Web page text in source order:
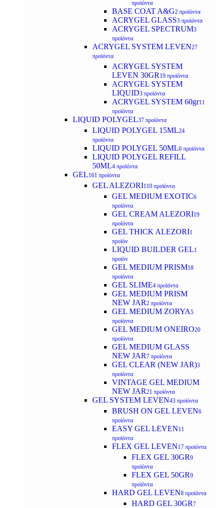
προϊόντα
BASE COAT A&G2 προϊόντα
ACRYGEL GLASS3 προϊόντα
ACRYGEL SPECTRUM3
προϊόντα
ACRYGEL SYSTEM LEVEN27
προϊόντα
ACRYGEL SYSTEM
LEVEN 30GR 19 προϊόντα
ACRYGEL SYSTEM
LIQUID3 προϊόντα
ACRYGEL SYSTEM 60gr11
προϊόντα
LIQUID POLYGEL37 προϊόντα
LIQUID POLYGEL 15ML24
προϊόντα
LIQUID POLYGEL 50ML6 προϊόντα
LIQUID POLYGEL REFILL
50ML4 προϊόντα
GEL161 προϊόντα
GEL ALEZORI110 προϊόντα
GEL MEDIUM EXOTIC6
προϊόντα
GEL CREAM ALEZORI19
προϊόντα
GEL THICK ALEZORI1
προϊόν
LIQUID BUILDER GEL1
προϊόν
GEL MEDIUM PRISM18
προϊόντα
GEL SLIME4 προϊόντα
GEL MEDIUM PRISM
NEW JAR2 προϊόντα
GEL MEDIUM ZORYA5
προϊόντα
GEL MEDIUM ONEIRO20
προϊόντα
GEL MEDIUM GLASS
NEW JAR7 προϊόντα
GEL CLEAR (NEW JAR)3
προϊόντα
VINTAGE GEL MEDIUM
NEW JAR21 προϊόντα
GEL SYSTEM LEVEN43 προϊόντα
BRUSH ON GEL LEVEN6
προϊόντα
EASY GEL LEVEN11
προϊόντα
FLEX GEL LEVEN17 προϊόντα
FLEX GEL 30GR9
προϊόντα
FLEX GEL 50GR9
προϊόντα
HARD GEL LEVEN8 προϊόντα
HARD GEL 30GR7